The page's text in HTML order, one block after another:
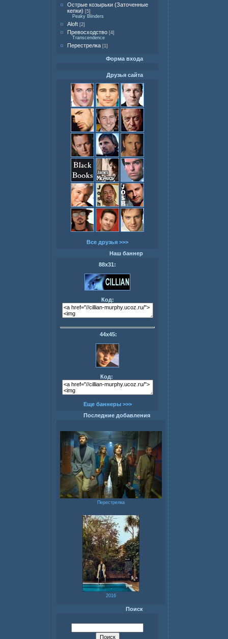
Острые козырьки (Заточенные
кепки) [5]
Peaky Blinders
Aloft [2]
Превосходство [4]
Transcendence
Перестрелка [1]
Форма входа
Друзья сайта
Все друзья >>>
Наш баннер
88х31:
Код:
44х45:
Код:
Еще баннеры >>>
Последние добавления
Перестрелка
2016
Поиск